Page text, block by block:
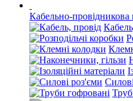
Кабельно-провідникова